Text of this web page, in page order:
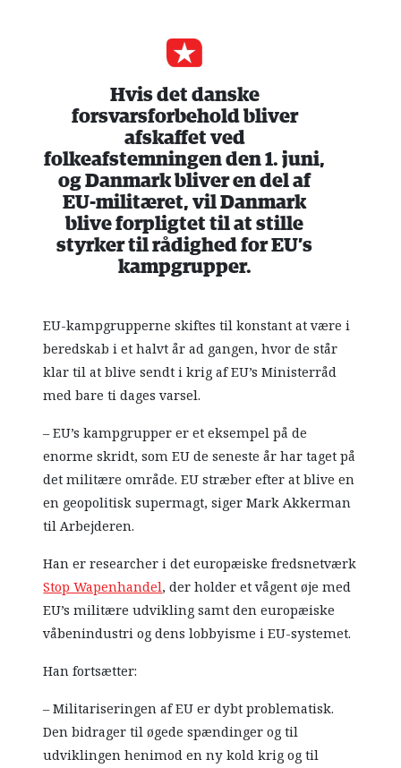
Hvis det danske
forsvarsforbehold bliver
afskaffet ved
folkeafstemningen den 1. juni,
og Danmark bliver en del af
EU-militæret, vil Danmark
blive forpligtet til at stille
styrker til rådighed for EU’s
kampgrupper.
EU-kampgrupperne skiftes til konstant at være i
beredskab i et halvt år ad gangen, hvor de står
klar til at blive sendt i krig af EU’s Ministerråd
med bare ti dages varsel.
– EU’s kampgrupper er et eksempel på de
enorme skridt, som EU de seneste år har taget på
det militære område. EU stræber efter at blive en
en geopolitisk supermagt, siger Mark Akkerman
til Arbejderen.
Han er researcher i det europæiske fredsnetværk
Stop Wapenhandel, der holder et vågent øje med
EU’s militære udvikling samt den europæiske
våbenindustri og dens lobbyisme i EU-systemet.
Han fortsætter:
– Militariseringen af EU er dybt problematisk.
Den bidrager til øgede spændinger og til
udviklingen henimod en ny kold krig og til